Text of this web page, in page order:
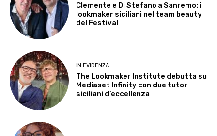
Clemente e Di Stefano a Sanremo: i
lookmaker siciliani nel team beauty
del Festival
IN EVIDENZA
The Lookmaker Institute debutta su
Mediaset Infinity con due tutor
siciliani d’eccellenza